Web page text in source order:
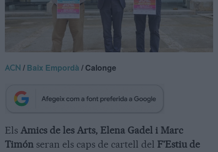
ACN /Baix Empordà / Calonge
Els Amics de les Arts, Elena Gadel i Marc
Timón seran els caps de cartell del F'Estiu de